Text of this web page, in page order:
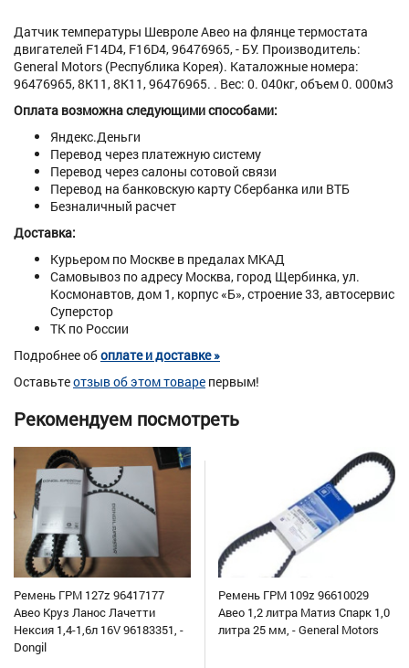
Датчик температуры Шевроле Авео на флянце термостата
двигателей F14D4, F16D4, 96476965, - БУ. Производитель:
General Motors (Республика Корея). Каталожные номера:
96476965, 8K11, 8K11, 96476965. . Вес: 0. 040кг, объем 0. 000м3
Оплата возможна следующими способами:
Яндекс.Деньги
Перевод через платежную систему
Перевод через салоны сотовой связи
Перевод на банковскую карту Сбербанка или ВТБ
Безналичный расчет
Доставка:
Курьером по Москве в предалах МКАД
Самовывоз по адресу Москва, город Щербинка, ул.
Космонавтов, дом 1, корпус «Б», строение 33, автосервис
Суперстор
ТК по России
Подробнее обоплате и доставке »
Оставьтеотзыв об этом товаре первым!
Рекомендуем посмотреть
Ремень ГРМ 127z 96417177
Авео Круз Ланос Лачетти
Нексия 1,4-1,6л 16V 96183351, -
Dongil
Ремень ГРМ 109z 96610029
Авео 1,2 литра Матиз Спарк 1,0
литра 25 мм, - General Motors